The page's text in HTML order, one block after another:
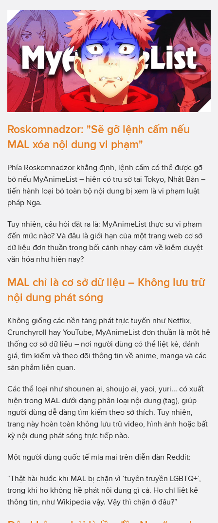
Roskomnadzor: "Sẽ gỡ lệnh cấm nếu
MAL xóa nội dung vi phạm"
Phía Roskomnadzor khẳng định, lệnh cấm có thể được gỡ
bỏ nếu MyAnimeList – hiện có trụ sở tại Tokyo, Nhật Bản –
tiến hành loại bỏ toàn bộ nội dung bị xem là vi phạm luật
pháp Nga.
Tuy nhiên, câu hỏi đặt ra là: MyAnimeList thực sự vi phạm
đến mức nào? Và đâu là giới hạn của một trang web cơ sở
dữ liệu đơn thuần trong bối cảnh nhạy cảm về kiểm duyệt
văn hóa như hiện nay?
MAL chỉ là cơ sở dữ liệu – Không lưu trữ
nội dung phát sóng
Không giống các nền tảng phát trực tuyến như Netflix,
Crunchyroll hay YouTube, MyAnimeList đơn thuần là một hệ
thống cơ sở dữ liệu – nơi người dùng có thể liệt kê, đánh
giá, tìm kiếm và theo dõi thông tin về anime, manga và các
sản phẩm liên quan.
Các thể loại như shounen ai, shoujo ai, yaoi, yuri... có xuất
hiện trong MAL dưới dạng phân loại nội dung (tag), giúp
người dùng dễ dàng tìm kiếm theo sở thích. Tuy nhiên,
trang này hoàn toàn không lưu trữ video, hình ảnh hoặc bất
kỳ nội dung phát sóng trực tiếp nào.
Một người dùng quốc tế mỉa mai trên diễn đàn Reddit:
“Thật hài hước khi MAL bị chặn vì ‘tuyên truyền LGBTQ+’,
trong khi họ không hề phát nội dung gì cả. Họ chỉ liệt kê
thông tin, như Wikipedia vậy. Vậy thì chặn ở đâu?”